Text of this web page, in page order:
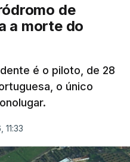
de
a morte do
é o piloto, de 28
o único